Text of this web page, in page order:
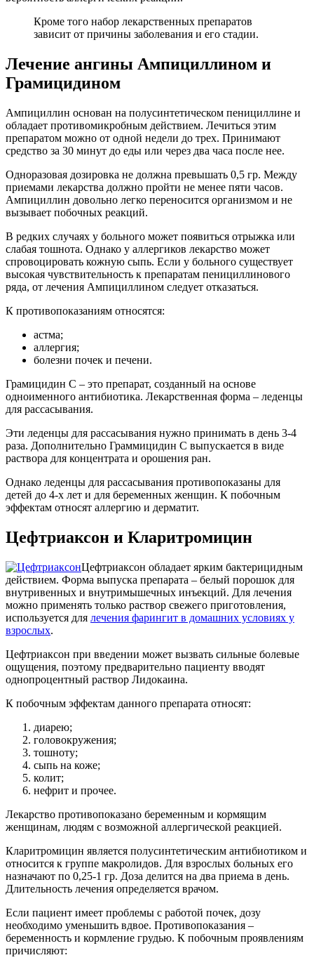
Кроме того набор лекарственных препаратов
зависит от причины заболевания и его стадии.
Лечение ангины Ампициллином и
Грамицидином
Ампициллин основан на полусинтетическом пенициллине и
обладает противомикробным действием. Лечиться этим
препаратом можно от одной недели до трех. Принимают
средство за 30 минут до еды или через два часа после нее.
Одноразовая дозировка не должна превышать 0,5 гр. Между
приемами лекарства должно пройти не менее пяти часов.
Ампициллин довольно легко переносится организмом и не
вызывает побочных реакций.
В редких случаях у больного может появиться отрыжка или
слабая тошнота. Однако у аллергиков лекарство может
спровоцировать кожную сыпь. Если у больного существует
высокая чувствительность к препаратам пенициллинового
ряда, от лечения Ампициллином следует отказаться.
К противопоказаниям относятся:
астма;
аллергия;
болезни почек и печени.
Грамицидин С – это препарат, созданный на основе
одноименного антибиотика. Лекарственная форма – леденцы
для рассасывания.
Эти леденцы для рассасывания нужно принимать в день 3-4
раза. Дополнительно Граммицидин С выпускается в виде
раствора для концентрата и орошения ран.
Однако леденцы для рассасывания противопоказаны для
детей до 4-х лет и для беременных женщин. К побочным
эффектам относят аллергию и дерматит.
Цефтриаксон и Кларитромицин
Цефтриаксон обладает ярким бактерицидным
действием. Форма выпуска препарата – белый порошок для
внутривенных и внутримышечных инъекций. Для лечения
можно применять только раствор свежего приготовления,
используется для лечения фарингит в домашних условиях у
взрослых.
Цефтриаксон при введении может вызвать сильные болевые
ощущения, поэтому предварительно пациенту вводят
однопроцентный раствор Лидокаина.
К побочным эффектам данного препарата относят:
диарею;
головокружения;
тошноту;
сыпь на коже;
колит;
нефрит и прочее.
Лекарство противопоказано беременным и кормящим
женщинам, людям с возможной аллергической реакцией.
Кларитромицин является полусинтетическим антибиотиком и
относится к группе макролидов. Для взрослых больных его
назначают по 0,25-1 гр. Доза делится на два приема в день.
Длительность лечения определяется врачом.
Если пациент имеет проблемы с работой почек, дозу
необходимо уменьшить вдвое. Противопоказания –
беременность и кормление грудью. К побочным проявлениям
причисляют: